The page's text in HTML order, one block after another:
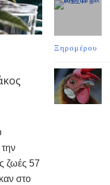
ζωές 57
στο
Ξηρομέρου